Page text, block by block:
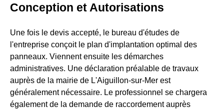
Conception et Autorisations
Une fois le devis accepté, le bureau d'études de
l'entreprise conçoit le plan d'implantation optimal des
panneaux. Viennent ensuite les démarches
administratives. Une déclaration préalable de travaux
auprès de la mairie de L'Aiguillon-sur-Mer est
généralement nécessaire. Le professionnel se chargera
également de la demande de raccordement auprès